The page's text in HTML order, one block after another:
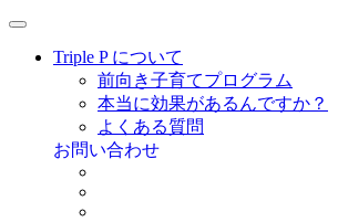
Triple P について
前向き子育てプログラム
本当に効果があるんですか？
よくある質問
お問い合わせ